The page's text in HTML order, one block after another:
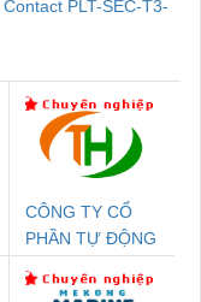
PLT-SEC-T3-
CÔNG TY CỔ
PHẦN TỰ ĐỘNG